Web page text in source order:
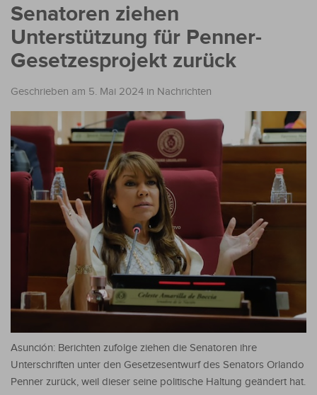
Senatoren ziehen
Unterstützung für Penner-
Gesetzesprojekt zurück
Geschrieben am 5. Mai 2024 in Nachrichten
Asunción: Berichten zufolge ziehen die Senatoren ihre
Unterschriften unter den Gesetzesentwurf des Senators Orlando
Penner zurück, weil dieser seine politische Haltung geändert hat.